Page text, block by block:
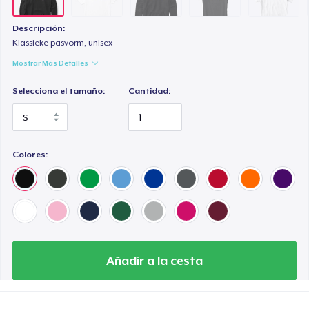
Descripción:
Klassieke pasvorm, unisex
Mostrar Más Detalles
Selecciona el tamaño: Cantidad:
Colores:
Añadir a la cesta